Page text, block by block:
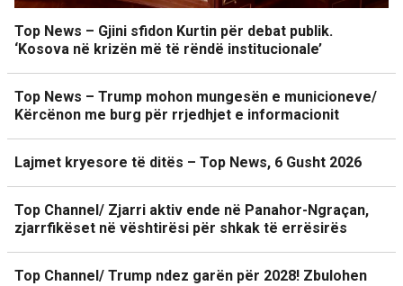
Top News – Gjini sfidon Kurtin për debat publik.
‘Kosova në krizën më të rëndë institucionale’
Top News – Trump mohon mungesën e municioneve/
Kërcënon me burg për rrjedhjet e informacionit
Lajmet kryesore të ditës – Top News, 6 Gusht 2026
Top Channel/ Zjarri aktiv ende në Panahor-Ngraçan,
zjarrfikëset në vështirësi për shkak të errësirës
Top Channel/ Trump ndez garën për 2028! Zbulohen